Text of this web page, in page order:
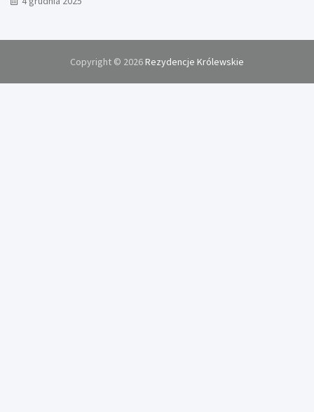
Copyright © 2026Rezydencje Królewskie